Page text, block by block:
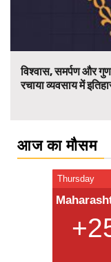
विश्वास, समर्पण और
रचाया व्यवसाय में
आज का मौसम
Thursday